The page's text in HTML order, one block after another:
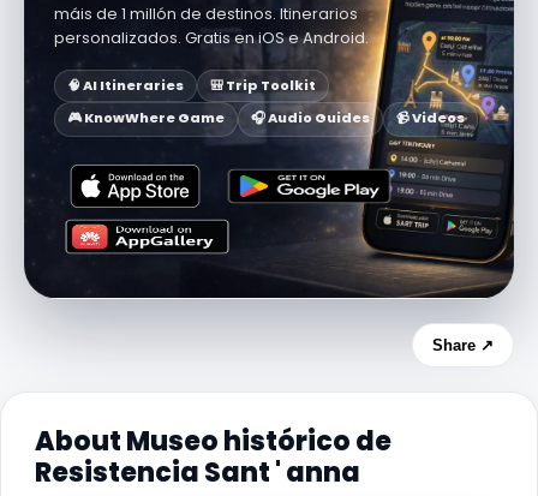
máis de 1 millón de destinos. Itinerarios
personalizados. Gratis en iOS e Android.
🧠 AI Itineraries
🎒 Trip Toolkit
🎮 KnowWhere Game
🎧 Audio Guides 📹 Videos
Share ↗
About Museo histórico de
Resistencia Sant ' anna